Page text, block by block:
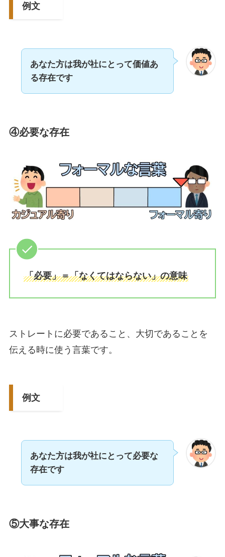
例文
あなた方は我が社にとって価値あ
る存在です
④必要な存在
「必要」＝「なくてはならない」の意味
ストレートに必要であること、大切であることを
伝える時に使う言葉です。
例文
あなた方は我が社にとって必要な
存在です
⑤大事な存在